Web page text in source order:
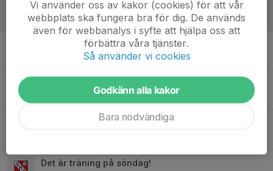
Sommaravslutning
21 maj, 10:21 0
Påskuppehåll
30 mar, 20:34 0
24 feb, 13:59 0
Ingen träning på söndag
Det är träning på söndag!
Vi använder oss av kakor (cookies) för att vår
webbplats ska fungera bra för dig. De används
även för webbanalys i syfte att hjälpa oss att
förbättra våra tjänster.
Så använder vi cookies
Godkänn alla kakor
Bara nödvändiga